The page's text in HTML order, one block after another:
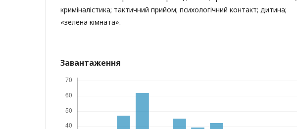
криміналістика; тактичний прийом; психологічний контакт; дитина;
«зелена кімната».
Завантаження